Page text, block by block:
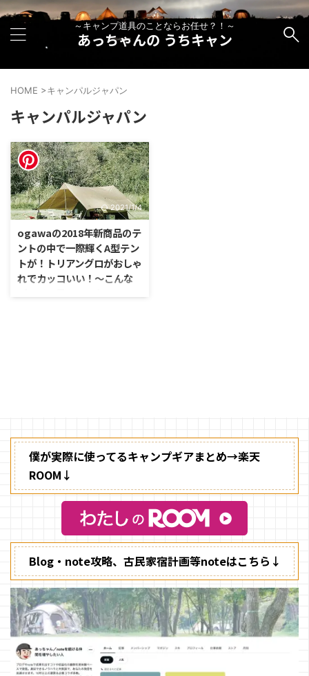
～キャンプ道具のことならお任せ？！～
あっちゃんの うちキャン
HOME >キャンパルジャパン
キャンパルジャパン
2021/1/4
ogawaの2018年新商品のテ
ントの中で一際輝くA型テン
トが！トリアングロがおしゃ
れでカッコいい！～こんな
僕が実際に使ってるキャンプギアまとめ→楽天
ROOM↓
Blog・note攻略、古民家宿計画等noteはこちら↓